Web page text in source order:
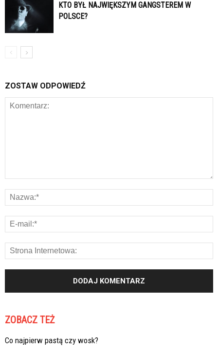
KTO BYŁ NAJWIĘKSZYM GANGSTEREM W
POLSCE?
ZOSTAW ODPOWIEDŹ
ZOBACZ TEŻ
Co najpierw pastą czy wosk?